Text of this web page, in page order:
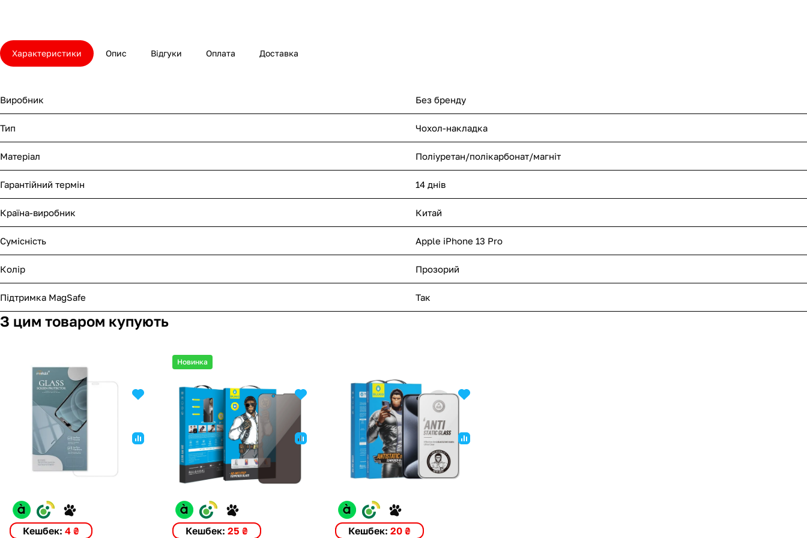
Характеристики Опис Відгуки Оплата Доставка
Виробник Без бренду
Тип Чохол-накладка
Матеріал Поліуретан/полікарбонат/магніт
Гарантійний термін 14 днів
Країна-виробник Китай
Сумісність Apple iPhone 13 Pro
Колір Прозорий
Підтримка MagSafe Так
З цим товаром купують
Кешбек: 4 ₴
Новинка
Кешбек:25 ₴ Кешбек:20 ₴